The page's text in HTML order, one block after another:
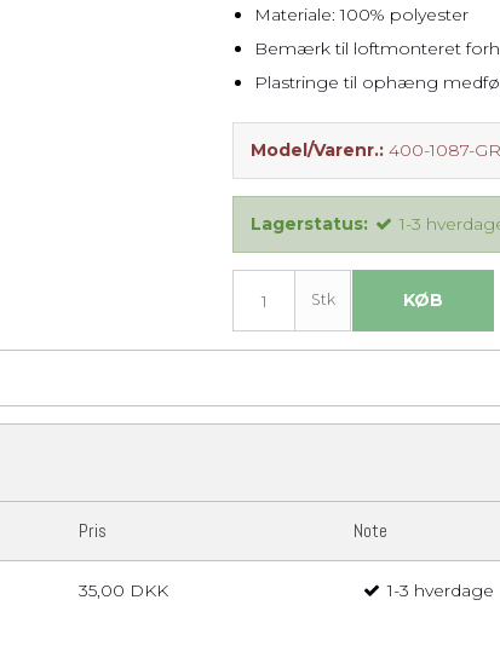
Materiale: 100% polyester
Bemærk til loftmonteret
Plastringe til ophæng
Model/Varenr.: 400-1087-
Lagerstatus: 1-3
Stk KØB
Pris Note
35,00 DKK 1-3 hverdage